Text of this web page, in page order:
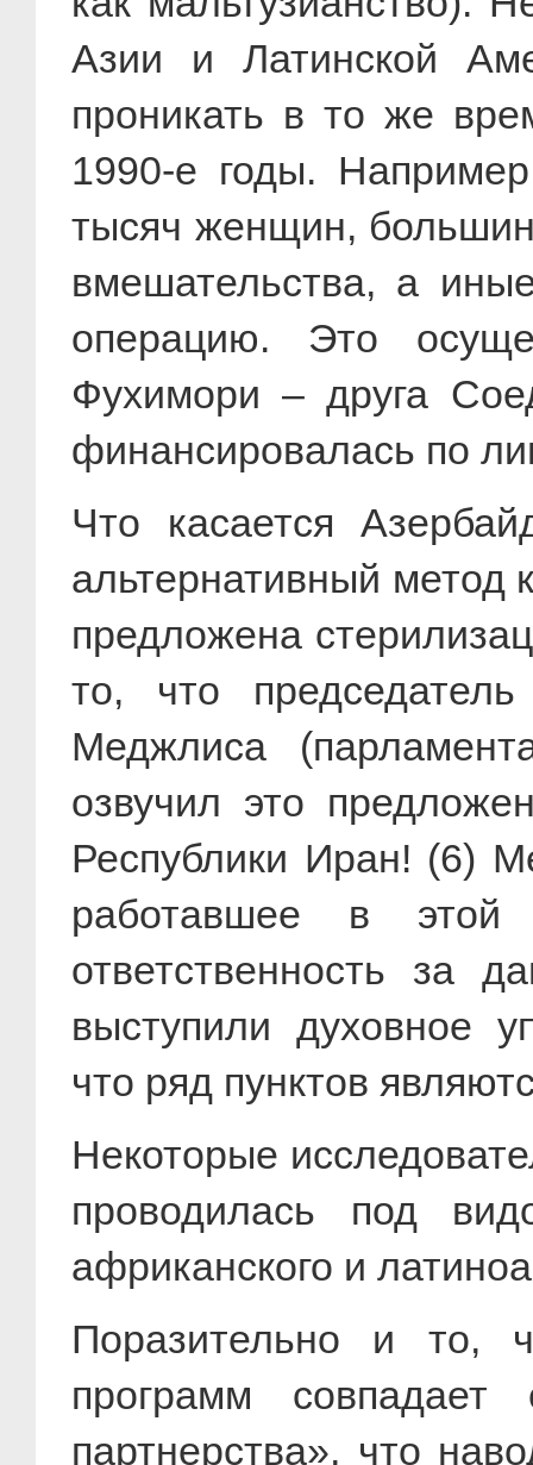
Азии и Латинской
проникать в то же
1990-е годы.
тысяч женщин,
вмешательства, а
операцию. Это
Фухимори – друга
финансировалась по
Что касается
альтернативный
предложена
то, что
Меджлиса
озвучил это
Республики Иран! (6)
работавшее в этой
ответственность за
выступили духовное
что ряд пунктов
Некоторые
проводилась под
африканского и
Поразительно и то,
программ совпадает
партнерства», что